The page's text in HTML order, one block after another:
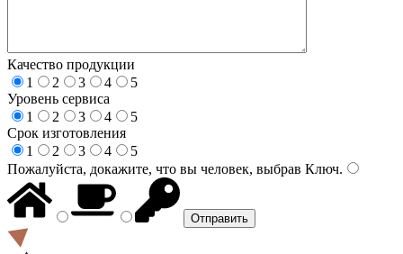
Качество продукции
1
2 3 4
5
Уровень сервиса
1
2 3 4
5
Срок изготовления
1
2 3 4
5
Пожалуйста, докажите, что вы человек, выбрав Ключ.